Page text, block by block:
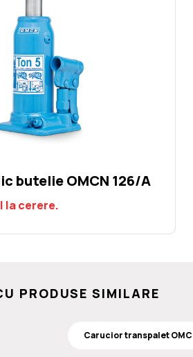
butelie OMCN 126/A
la cerere.
PRODUSE SIMILARE